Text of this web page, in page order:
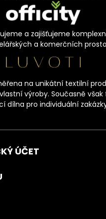
a zajišťujeme
a komerčních
na unikátní textilní
výroby. Současně však
dílna pro individuální
ÚČET